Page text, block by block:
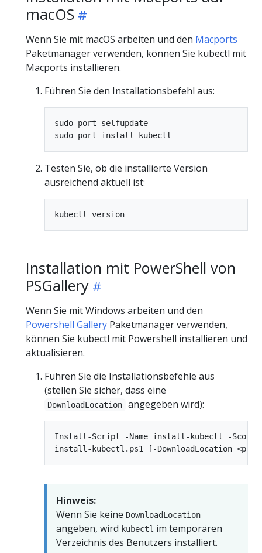
macOS
Wenn Sie mit macOS arbeiten und den Macports
Paketmanager verwenden, können Sie kubectl mit
Macports installieren.
Führen Sie den Installationsbefehl aus:
sudo port selfupdate
Testen Sie, ob die installierte Version
ausreichend aktuell ist:
Installation mit PowerShell von
PSGallery
Wenn Sie mit Windows arbeiten und den
Powershell Gallery Paketmanager verwenden,
können Sie kubectl mit Powershell installieren und
aktualisieren.
Führen Sie die Installationsbefehle aus
(stellen Sie sicher, dass eine
DownloadLocation angegeben wird):
Install-Script -Name install-kubectl -Scope
Hinweis:
Wenn Sie keine DownloadLocation
angeben, wird kubectl im temporären
Verzeichnis des Benutzers installiert.